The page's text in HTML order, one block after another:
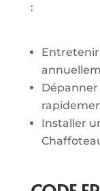
:
Installer